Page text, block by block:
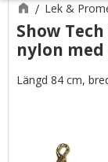
Lek &
Show
nylon
Längd 84 cm,